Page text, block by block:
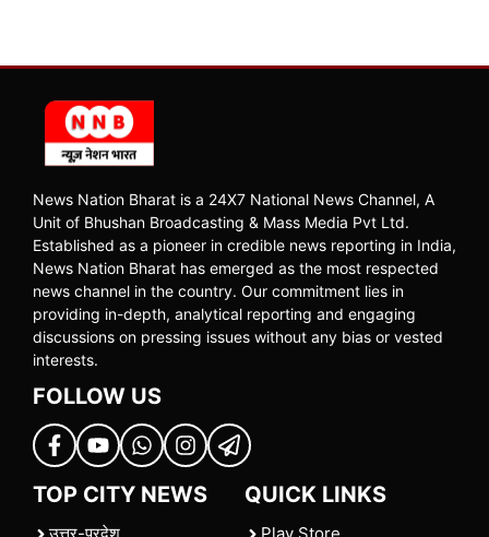
News Nation Bharat is a 24X7 National News Channel, A
Unit of Bhushan Broadcasting & Mass Media Pvt Ltd.
Established as a pioneer in credible news reporting in India,
News Nation Bharat has emerged as the most respected
news channel in the country. Our commitment lies in
providing in-depth, analytical reporting and engaging
discussions on pressing issues without any bias or vested
interests.
FOLLOW US
TOP CITY NEWS QUICK LINKS